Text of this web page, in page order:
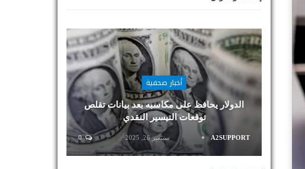
أخبار صحفية
الدولار يحافظ على مكاسبه بعد بيانات تقلص
توقعات التيسير النقدي
A2SUPPORT سبتمبر 26, 2025 0